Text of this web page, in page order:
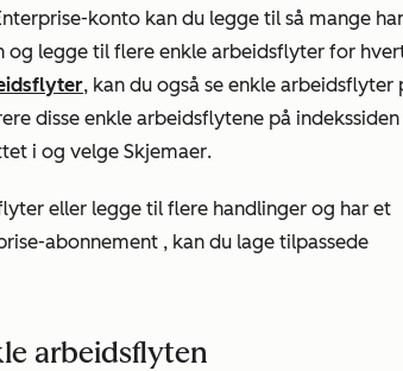
konto kan du legge til så mange
og legge til flere enkle arbeidsflyter for
, kan du også se enkle arbeidsflyter
disse enkle arbeidsflytene på
i og velge Skjemaer.
eller legge til flere handlinger og har et
abonnement , kan du lage tilpassede
arbeidsflyten